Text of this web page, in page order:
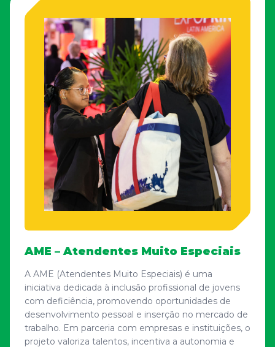
AME – Atendentes Muito Especiais
A AME (Atendentes Muito Especiais) é uma
iniciativa dedicada à inclusão profissional de jovens
com deficiência, promovendo oportunidades de
desenvolvimento pessoal e inserção no mercado de
trabalho. Em parceria com empresas e instituições, o
projeto valoriza talentos, incentiva a autonomia e